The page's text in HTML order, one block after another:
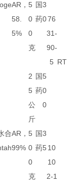
AR，
58.
5%
5
0
0
克
国
药
3
076
31-
90-
5 RT
2
5
公
斤
国
药
5
0
0
合AR，
99%
5
0
0
克
国
药
3
5 10
10
2-1